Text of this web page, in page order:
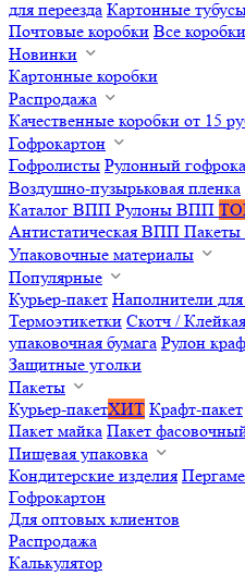
для переезда Картонные
Почтовые коробки Все коробки
Новинки
Картонные коробки
Распродажа
Качественные коробки от 15
Гофрокартон
Гофролисты Рулонный
Воздушно-пузырьковая пленка
Каталог ВПП Рулоны ВПП
Антистатическая ВПП
Упаковочные материалы
Популярные
Курьер-пакет Наполнители
Термоэтикетки Скотч /
упаковочная бумага Рулон
Защитные уголки
Пакеты
Курьер-пакетХИТ Крафт-пакет
Пакет майка Пакет
Пищевая упаковка
Кондитерские изделия
Гофрокартон
Для оптовых клиентов
Распродажа
Калькулятор